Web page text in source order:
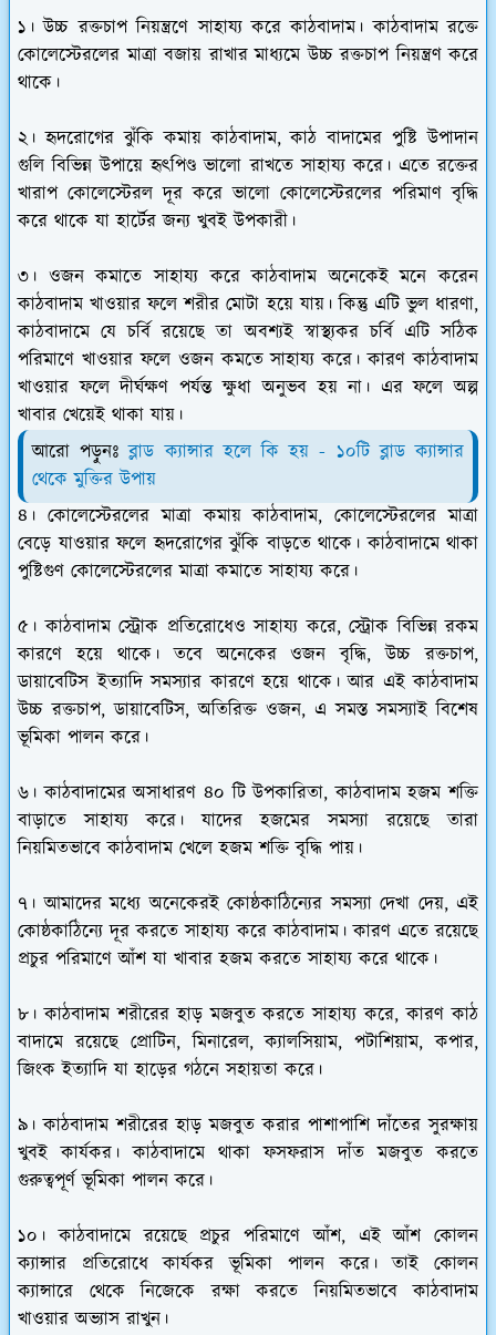
১। উচ্চ রক্তচাপ নিয়ন্ত্রণে সাহায্য করে কাঠবাদাম। কাঠবাদাম রক্তে
কোলেস্টেরলের মাত্রা বজায় রাখার মাধ্যমে উচ্চ রক্তচাপ নিয়ন্ত্রণ করে
থাকে।
২। হৃদরোগের ঝুঁকি কমায় কাঠবাদাম, কাঠ বাদামের পুষ্টি উপাদান
গুলি বিভিন্ন উপায়ে হৃৎপিণ্ড ভালো রাখতে সাহায্য করে। এতে রক্তের
খারাপ কোলেস্টেরল দূর করে ভালো কোলেস্টেরলের পরিমাণ বৃদ্ধি
করে থাকে যা হার্টের জন্য খুবই উপকারী।
৩। ওজন কমাতে সাহায্য করে কাঠবাদাম অনেকেই মনে করেন
কাঠবাদাম খাওয়ার ফলে শরীর মোটা হয়ে যায়। কিন্তু এটি ভুল ধারণা,
কাঠবাদামে যে চর্বি রয়েছে তা অবশ্যই স্বাস্থ্যকর চর্বি এটি সঠিক
পরিমাণে খাওয়ার ফলে ওজন কমতে সাহায্য করে। কারণ কাঠবাদাম
খাওয়ার ফলে দীর্ঘক্ষণ পর্যন্ত ক্ষুধা অনুভব হয় না। এর ফলে অল্প
খাবার খেয়েই থাকা যায়।
আরো পড়ুনঃব্লাড ক্যান্সার হলে কি হয় - ১০টি ব্লাড ক্যান্সার
থেকে মুক্তির উপায়
৪। কোলেস্টেরলের মাত্রা কমায় কাঠবাদাম, কোলেস্টেরলের মাত্রা
বেড়ে যাওয়ার ফলে হৃদরোগের ঝুঁকি বাড়তে থাকে। কাঠবাদামে থাকা
পুষ্টিগুণ কোলেস্টেরলের মাত্রা কমাতে সাহায্য করে।
৫। কাঠবাদাম স্ট্রোক প্রতিরোধেও সাহায্য করে, স্ট্রোক বিভিন্ন রকম
কারণে হয়ে থাকে। তবে অনেকের ওজন বৃদ্ধি, উচ্চ রক্তচাপ,
ডায়াবেটিস ইত্যাদি সমস্যার কারণে হয়ে থাকে। আর এই কাঠবাদাম
উচ্চ রক্তচাপ, ডায়াবেটিস, অতিরিক্ত ওজন, এ সমস্ত সমস্যাই বিশেষ
ভূমিকা পালন করে।
৬। কাঠবাদামের অসাধারণ ৪০ টি উপকারিতা, কাঠবাদাম হজম শক্তি
বাড়াতে সাহায্য করে। যাদের হজমের সমস্যা রয়েছে তারা
নিয়মিতভাবে কাঠবাদাম খেলে হজম শক্তি বৃদ্ধি পায়।
৭। আমাদের মধ্যে অনেকেরই কোষ্ঠকাঠিন্যের সমস্যা দেখা দেয়, এই
কোষ্ঠকাঠিন্যে দূর করতে সাহায্য করে কাঠবাদাম। কারণ এতে রয়েছে
প্রচুর পরিমাণে আঁশ যা খাবার হজম করতে সাহায্য করে থাকে।
৮। কাঠবাদাম শরীরের হাড় মজবুত করতে সাহায্য করে, কারণ কাঠ
বাদামে রয়েছে প্রোটিন, মিনারেল, ক্যালসিয়াম, পটাশিয়াম, কপার,
জিংক ইত্যাদি যা হাড়ের গঠনে সহায়তা করে।
৯। কাঠবাদাম শরীরের হাড় মজবুত করার পাশাপাশি দাঁতের সুরক্ষায়
খুবই কার্যকর। কাঠবাদামে থাকা ফসফরাস দাঁত মজবুত করতে
গুরুত্বপূর্ণ ভূমিকা পালন করে।
১০। কাঠবাদামে রয়েছে প্রচুর পরিমাণে আঁশ, এই আঁশ কোলন
ক্যান্সার প্রতিরোধে কার্যকর ভূমিকা পালন করে। তাই কোলন
ক্যান্সারে থেকে নিজেকে রক্ষা করতে নিয়মিতভাবে কাঠবাদাম
খাওয়ার অভ্যাস রাখুন।